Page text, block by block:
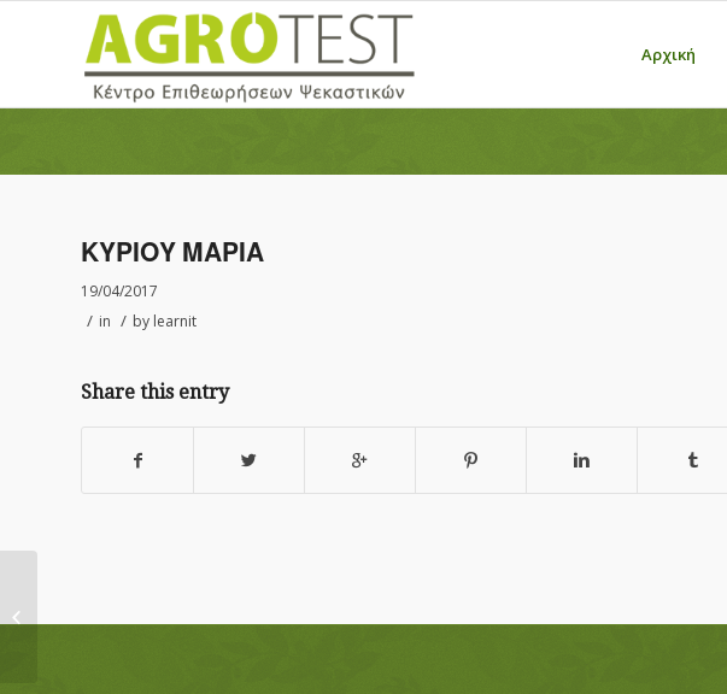
Αρχική
ΚΥΡΙΟΥ ΜΑΡΙΑ
19/04/2017
/ in / by learnit
Share this entry